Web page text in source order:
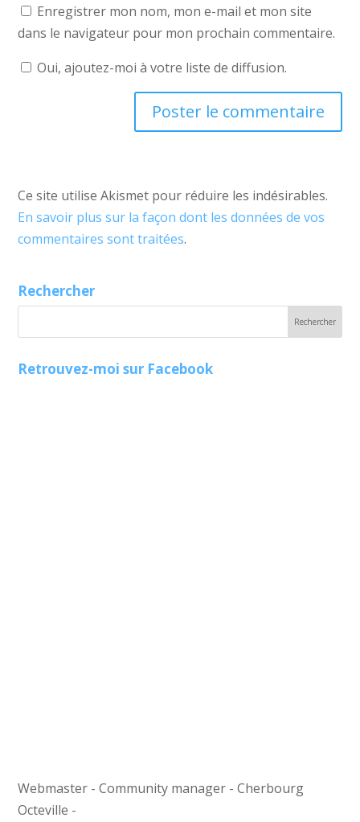
Enregistrer mon nom, mon e-mail et mon site
dans le navigateur pour mon prochain commentaire.
Oui, ajoutez-moi à votre liste de diffusion.
Ce site utilise Akismet pour réduire les indésirables.
En savoir plus sur la façon dont les données de vos
commentaires sont traitées.
Rechercher
Retrouvez-moi sur Facebook
Webmaster - Community manager - Cherbourg
Octeville -